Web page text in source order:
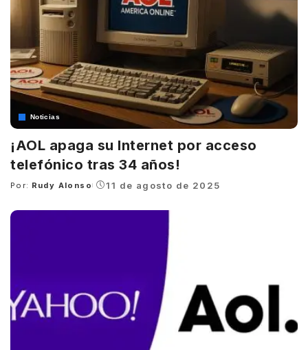
Noticias
¡AOL apaga su Internet por acceso
telefónico tras 34 años!
Posted
Por: Rudy Alonso 11 de agosto de 2025